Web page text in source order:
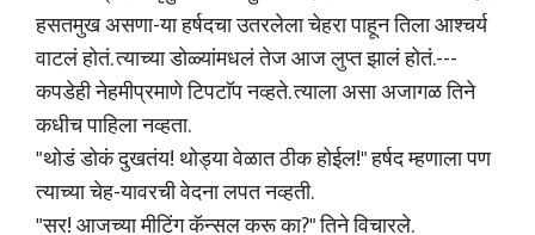
हसतमुख असणा-या हर्षदचा उतरलेला चेहरा पाहून तिला आश्चर्य
वाटलं होतं. त्याच्या डोळ्यांमधलं तेज आज लुप्त झालं होतं.---
कपडेही नेहमीप्रमाणे टिपटाॅप नव्हते. त्याला असा अजागळ तिने
कधीच पाहिला नव्हता.
"थोडं डोकं दुखतंय! थोड्या वेळात ठीक होईल!" हर्षद म्हणाला पण
त्याच्या चेह-यावरची वेदना लपत नव्हती.
"सर! आजच्या मीटिंग कॅन्सल करू का?" तिने विचारले.